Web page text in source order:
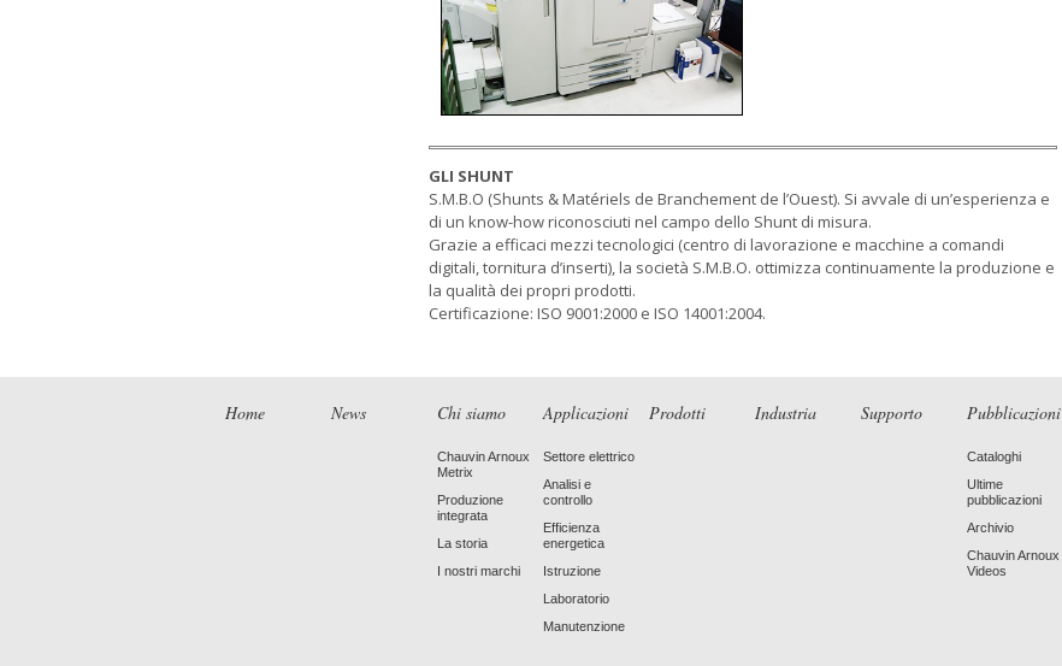
GLI SHUNT
S.M.B.O (Shunts & Matériels de Branchement de l’Ouest). Si avvale di un’esperienza e
di un know-how riconosciuti nel campo dello Shunt di misura.
Grazie a efficaci mezzi tecnologici (centro di lavorazione e macchine a comandi
digitali, tornitura d’inserti), la società S.M.B.O. ottimizza continuamente la produzione e
la qualità dei propri prodotti.
Certificazione: ISO 9001:2000 e ISO 14001:2004.
Home News Chi siamo
Chauvin Arnoux
Metrix
Produzione
integrata
La storia
I nostri marchi
Applicazioni
Settore elettrico
Analisi e
controllo
Efficienza
energetica
Istruzione
Laboratorio
Manutenzione
Prodotti Industria Supporto Pubblicazioni
Cataloghi
Ultime
pubblicazioni
Archivio
Chauvin Arnoux
Videos